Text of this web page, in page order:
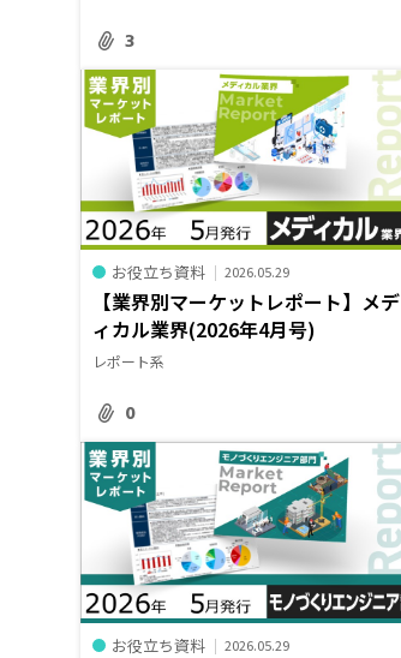
3
お役立ち資料 2026.05.29
【業界別マーケットレポート】メデ
ィカル業界(2026年4月号)
レポート系
0
お役立ち資料 2026.05.29